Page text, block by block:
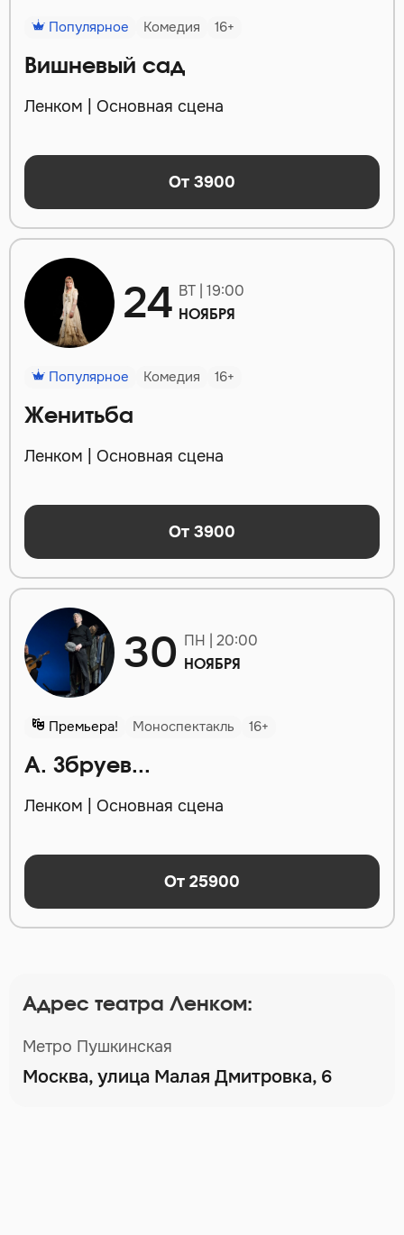
Популярное Комедия 16+
Вишневый сад
Ленком | Основная сцена
От 3900
24 ВТ | 19:00
НОЯБРЯ
Популярное Комедия 16+
Женитьба
Ленком | Основная сцена
От 3900
30 ПН | 20:00
НОЯБРЯ
Премьера! Моноспектакль 16+
А. Збруев...
Ленком | Основная сцена
От 25900
Адрес театра Ленком:
Метро Пушкинская
Москва, улица Малая Дмитровка, 6